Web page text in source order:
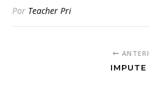
Por Teacher Pri
IMPUTE